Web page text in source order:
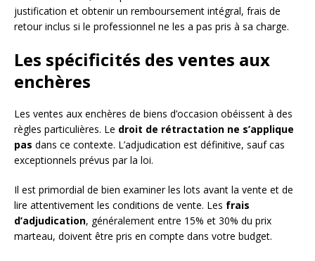
justification et obtenir un remboursement intégral, frais de
retour inclus si le professionnel ne les a pas pris à sa charge.
Les spécificités des ventes aux
enchères
Les ventes aux enchères de biens d’occasion obéissent à des
règles particulières. Le droit de rétractation ne s’applique
pas dans ce contexte. L’adjudication est définitive, sauf cas
exceptionnels prévus par la loi.
Il est primordial de bien examiner les lots avant la vente et de
lire attentivement les conditions de vente. Les frais
d’adjudication, généralement entre 15% et 30% du prix
marteau, doivent être pris en compte dans votre budget.